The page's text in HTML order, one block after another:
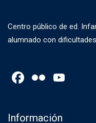
Centro público de ed.
alumnado con
Facebook
Flickr
Información